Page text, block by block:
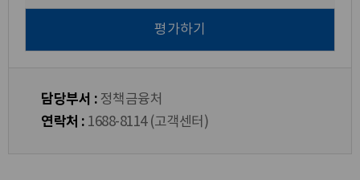
담당부서 : 정책금융처
연락처 : 1688-8114 (고객센터)